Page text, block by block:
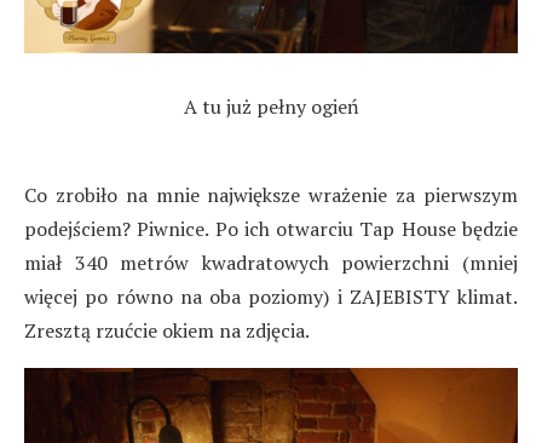
A tu już pełny ogień
Co zrobiło na mnie największe wrażenie za pierwszym
podejściem? Piwnice. Po ich otwarciu Tap House będzie
miał 340 metrów kwadratowych powierzchni (mniej
więcej po równo na oba poziomy) i ZAJEBISTY klimat.
Zresztą rzućcie okiem na zdjęcia.